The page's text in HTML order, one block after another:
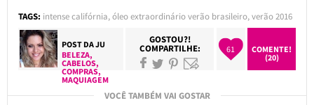
TAGS: intense califórnia,óleo extraordinário verão brasileiro,verão 2016
POST DAJU
BELEZA,
CABELOS,
COMPRAS,
MAQUIAGEM
GOSTOU?!
COMPARTILHE: 61
COMENTE!
(20)
VOCÊ TAMBÉM VAI GOSTAR